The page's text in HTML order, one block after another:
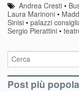
Andrea Cresti •
Laura Marinoni •
Sinisi • palazzi
Sergio Pierattini •
Post più